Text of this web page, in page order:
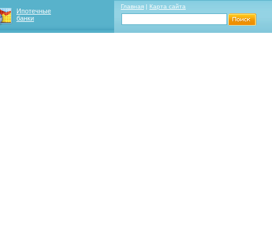
Ипотечные
банки
Главная | Карта сайта